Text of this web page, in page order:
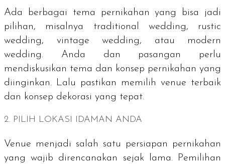
Ada berbagai tema pernikahan yang bisa jadi
pilihan, misalnya traditional wedding, rustic
wedding, vintage wedding, atau modern
wedding. Anda dan pasangan perlu
mendiskusikan tema dan konsep pernikahan yang
diinginkan. Lalu pastikan memilih venue terbaik
dan konsep dekorasi yang tepat.
2. PILIH LOKASI IDAMAN ANDA
Venue menjadi salah satu persiapan pernikahan
yang wajib direncanakan sejak lama. Pemilihan